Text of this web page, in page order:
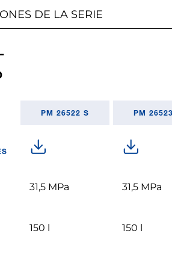
DE LA SERIE
PM 26522 S PM
31,5 MPa 31,5 MPa
150 l 150 l